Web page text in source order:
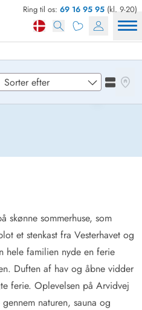
Ring til os: 69 16 95 95 (kl. 9-20)
Arvidvej
skønne sommerhuse, som
et stenkast fra Vesterhavet og
hele familien nyde en ferie
Duften af hav og åbne vidder
ferie. Oplevelsen på Arvidvej
naturen, sauna og
Se